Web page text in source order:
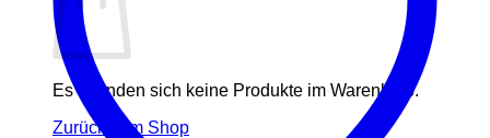
Es befinden sich keine Produkte im Warenkorb.
Zurück zum Shop